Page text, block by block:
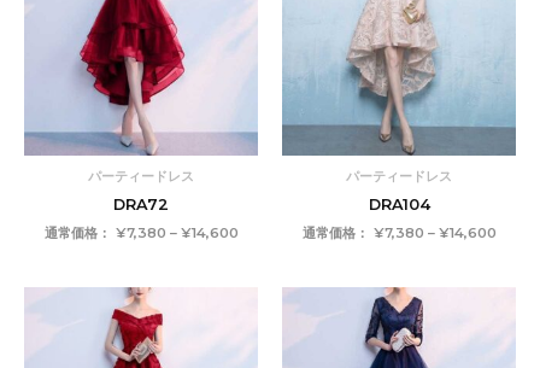
パーティードレス
DRA72
通常価格： ¥7,380 – ¥14,600
パーティードレス
DRA104
通常価格： ¥7,380 – ¥14,600
¥7,380